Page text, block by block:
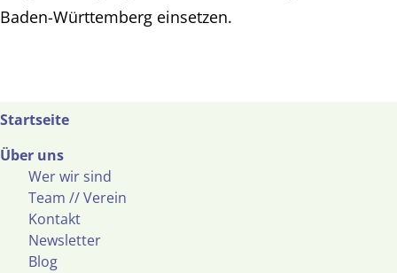
Baden-Württemberg einsetzen.
Startseite
Über uns
Wer wir sind
Team // Verein
Kontakt
Newsletter
Blog